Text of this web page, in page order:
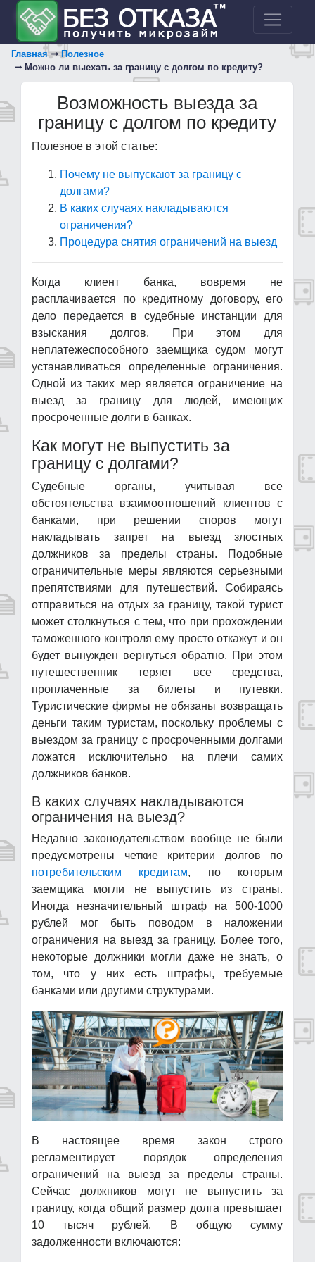
Главная
Полезное
Можно ли выехать за границу с долгом по кредиту?
Возможность выезда за
границу с долгом по кредиту
Полезное в этой статье:
Почему не выпускают за границу с
долгами?
В каких случаях накладываются
ограничения?
Процедура снятия ограничений на выезд
Когда клиент банка, вовремя не
расплачивается по кредитному договору, его
дело передается в судебные инстанции для
взыскания долгов. При этом для
неплатежеспособного заемщика судом могут
устанавливаться определенные ограничения.
Одной из таких мер является ограничение на
выезд за границу для людей, имеющих
просроченные долги в банках.
Как могут не выпустить за
границу с долгами?
Судебные органы, учитывая все
обстоятельства взаимоотношений клиентов с
банками, при решении споров могут
накладывать запрет на выезд злостных
должников за пределы страны. Подобные
ограничительные меры являются серьезными
препятствиями для путешествий. Собираясь
отправиться на отдых за границу, такой турист
может столкнуться с тем, что при прохождении
таможенного контроля ему просто откажут и он
будет вынужден вернуться обратно. При этом
путешественник теряет все средства,
проплаченные за билеты и путевки.
Туристические фирмы не обязаны возвращать
деньги таким туристам, поскольку проблемы с
выездом за границу с просроченными долгами
ложатся исключительно на плечи самих
должников банков.
В каких случаях накладываются
ограничения на выезд?
Недавно законодательством вообще не были
предусмотрены четкие критерии долгов по
потребительским кредитам, по которым
заемщика могли не выпустить из страны.
Иногда незначительный штраф на 500-1000
рублей мог быть поводом в наложении
ограничения на выезд за границу. Более того,
некоторые должники могли даже не знать, о
том, что у них есть штрафы, требуемые
банками или другими структурами.
В настоящее время закон строго
регламентирует порядок определения
ограничений на выезд за пределы страны.
Сейчас должников могут не выпустить за
границу, когда общий размер долга превышает
10 тысяч рублей. В общую сумму
задолженности включаются: